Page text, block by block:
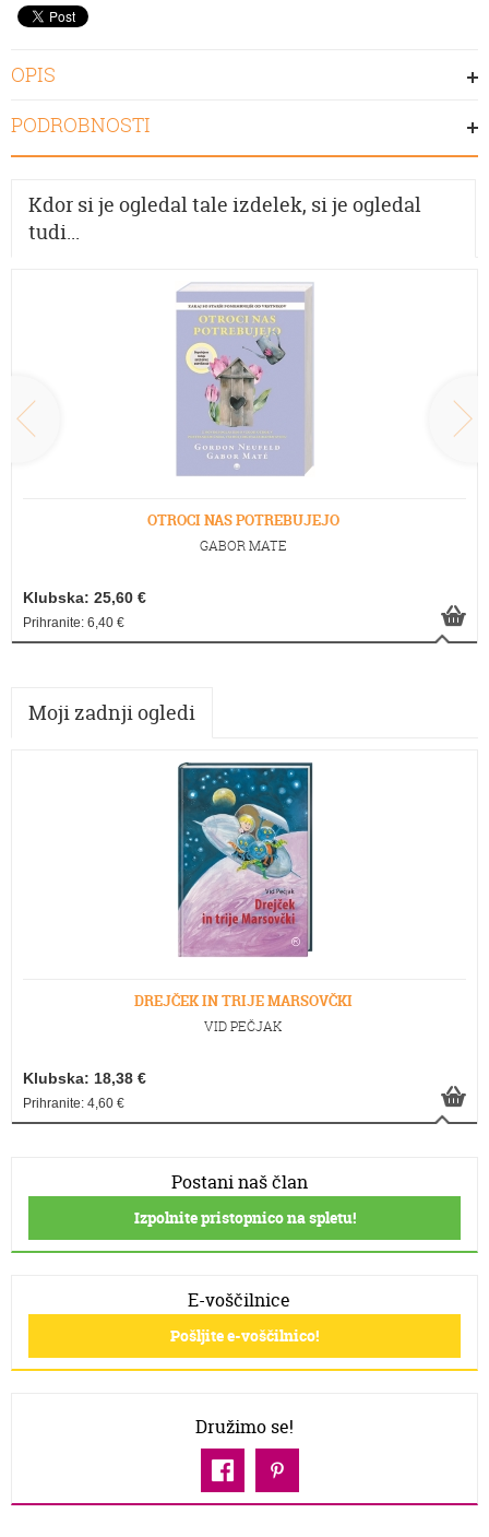
OPIS
PODROBNOSTI
Kdor si je ogledal tale izdelek, si je ogledal
tudi...
OTROCI NAS POTREBUJEJO
GABOR MATE
Klubska: 25,60 €
Prihranite: 6,40 €
Moji zadnji ogledi
DREJČEK IN TRIJE MARSOVČKI
VID PEČJAK
Klubska: 18,38 €
Prihranite: 4,60 €
Postani naš član
Izpolnite pristopnico na spletu!
E-voščilnice
Pošljite e-voščilnico!
Družimo se!